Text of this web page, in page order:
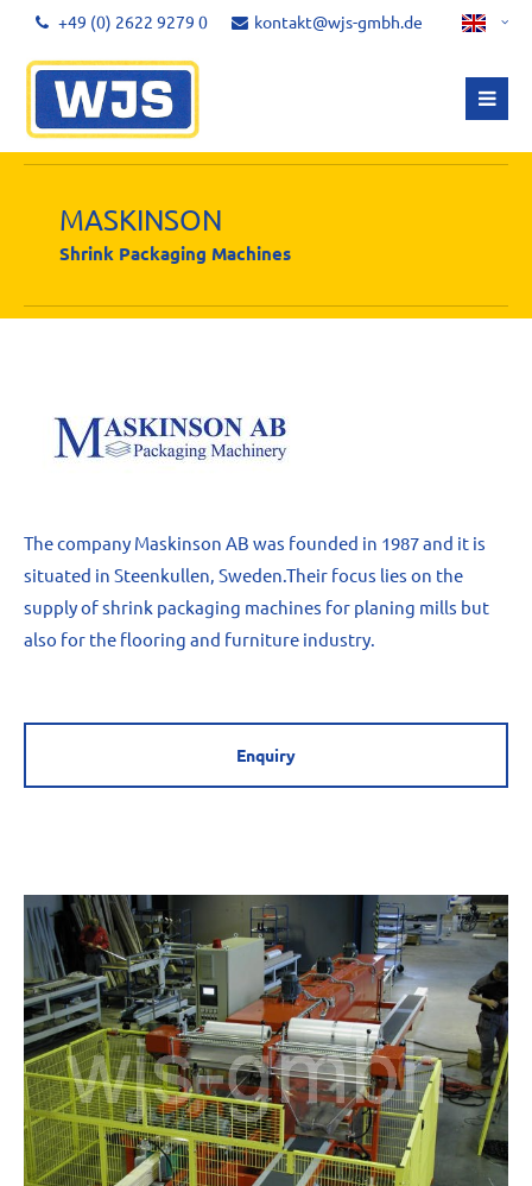
+49 (0) 2622 9279 0 kontakt@wjs-gmbh.de
MASKINSON
Shrink Packaging Machines
The company Maskinson AB was founded in 1987 and it is
situated in Steenkullen, Sweden.Their focus lies on the
supply of shrink packaging machines for planing mills but
also for the flooring and furniture industry.
Enquiry